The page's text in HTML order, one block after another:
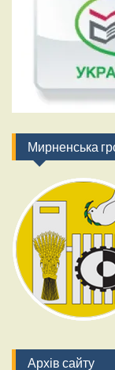
Мирненська
Архів сайту